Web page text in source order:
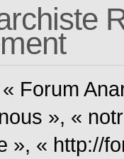
Forum
», «
», « http://